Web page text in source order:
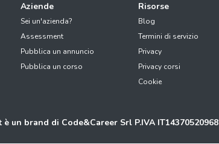
Aziende
Sei un'azienda?
Assessment
Pubblica un annuncio
Pubblica un corso
Risorse
Blog
Termini di servizio
Privacy
Privacy corsi
Cookie
un brand di Code&Career Srl P.IVA IT14370520968